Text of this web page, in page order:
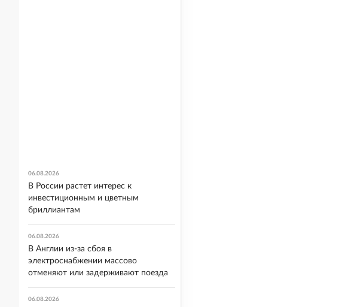
06.08.2026
В России растет интерес к
инвестиционным и цветным
бриллиантам
06.08.2026
В Англии из-за сбоя в
электроснабжении массово
отменяют или задерживают поезда
06.08.2026